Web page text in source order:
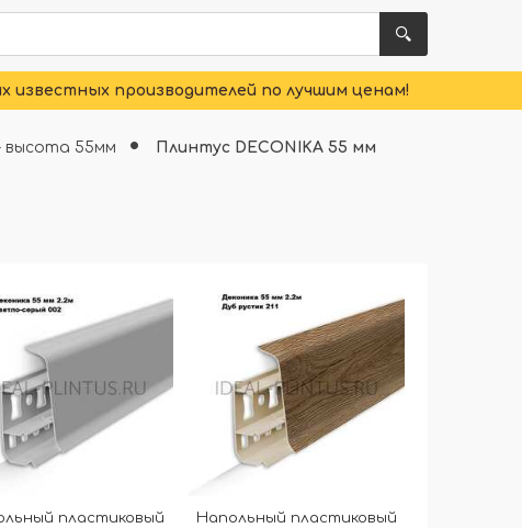
известных производителей по лучшим ценам!
высота 55мм Плинтус DECONIKA 55 мм
пластиковый
Напольный пластиковый